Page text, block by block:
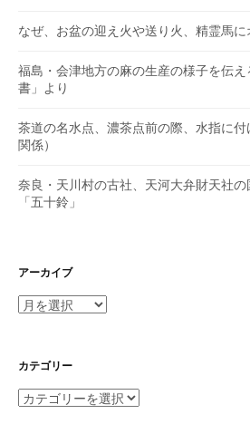
なぜ、お盆の迎え火や送り火、精霊馬
福島・会津地方の麻の生産の様子を伝
書」より
茶道の名水点、濃茶点前の際、水指に
関係）
奈良・天川村の古社、天河大弁財天社
「五十鈴」
アーカイブ
ア
イ
カテゴリー
カ